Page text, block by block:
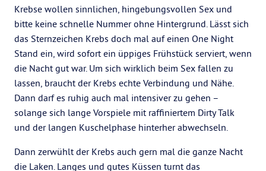
Krebse wollen sinnlichen, hingebungsvollen Sex und
bitte keine schnelle Nummer ohne Hintergrund. Lässt sich
das Sternzeichen Krebs doch mal auf einen One Night
Stand ein, wird sofort ein üppiges Frühstück serviert, wenn
die Nacht gut war. Um sich wirklich beim Sex fallen zu
lassen, braucht der Krebs echte Verbindung und Nähe.
Dann darf es ruhig auch mal intensiver zu gehen –
solange sich lange Vorspiele mit raffiniertem Dirty Talk
und der langen Kuschelphase hinterher abwechseln.
Dann zerwühlt der Krebs auch gern mal die ganze Nacht
die Laken. Langes und gutes Küssen turnt das